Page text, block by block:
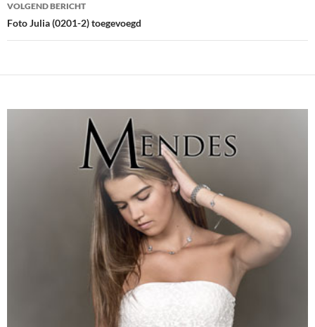
VOLGEND BERICHT
Foto Julia (0201-2) toegevoegd